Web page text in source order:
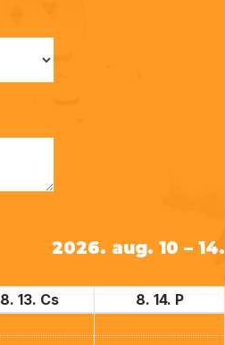
2026. aug. 10 – 14.
8. 13. Cs 8. 14. P